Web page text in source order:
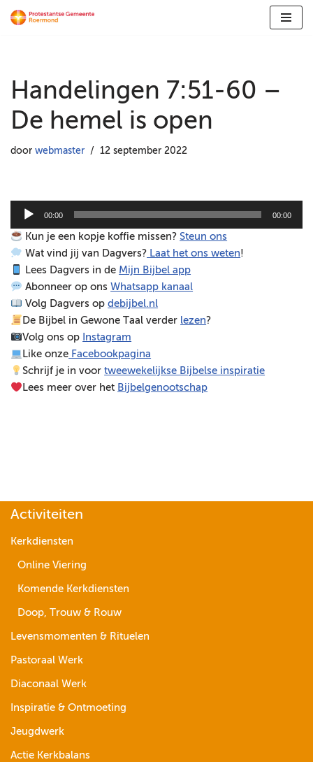
inhoud
Handelingen 7:51-60 –
De hemel is open
door webmaster 12 september 2022
d
i
o
s
p
e
l
e
00:00 00:00
Kun je een kopje koffie missen?Steun ons
Wat vind jij van Dagvers? Laat het ons weten!
Lees Dagvers in de Mijn Bijbel app
Abonneer op onsWhatsapp kanaal
Volg Dagvers opdebijbel.nl
De Bijbel in Gewone Taal verder lezen?
Volg ons op Instagram
Like onze Facebookpagina
Schrijf je in voortweewekelijkse Bijbelse inspiratie
Lees meer over het Bijbelgenootschap
Activiteiten
Kerkdiensten
Online Viering
Komende Kerkdiensten
Doop, Trouw & Rouw
Levensmomenten & Rituelen
Pastoraal Werk
Diaconaal Werk
Inspiratie & Ontmoeting
Jeugdwerk
Actie Kerkbalans